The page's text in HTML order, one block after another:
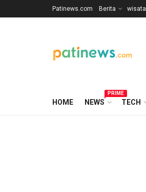
Patinews.com Berita wisata
HOME NEWS
PRIME
TECH